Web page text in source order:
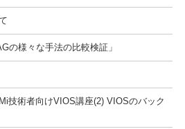
の様々な手法の比較検証」
技術者向けVIOS講座(2) VIOSのバック